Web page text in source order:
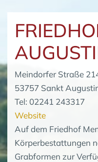
Meindorfer Straße
53757 Sankt
Tel: 02241 243317
Website
Auf dem Friedhof
Körperbestattungen
Grabformen zur